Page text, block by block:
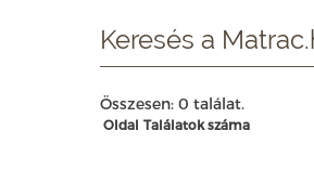
Keresés a
Összesen: 0 találat.
Oldal Találatok száma